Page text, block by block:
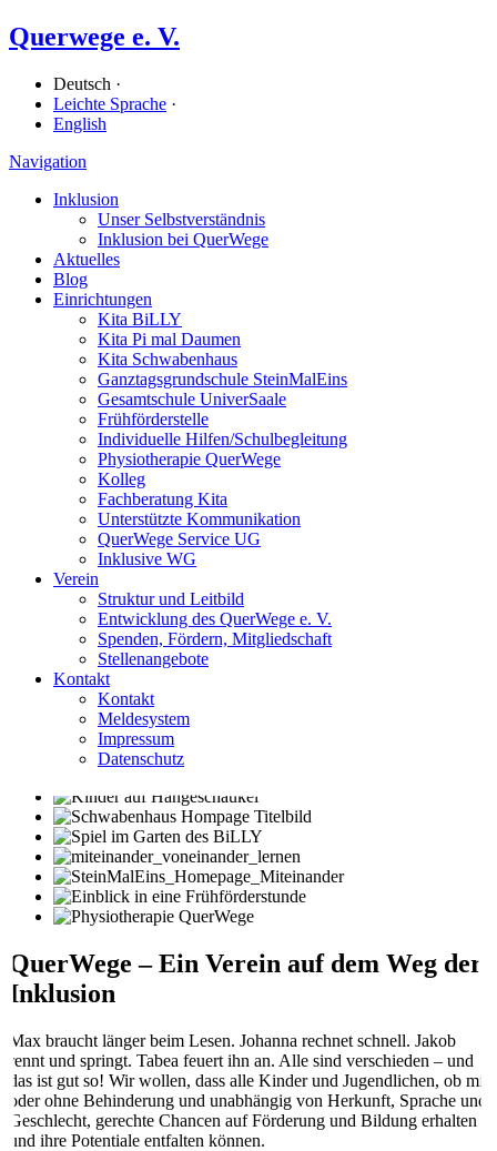
Querwege e. V.
Deutsch ·
Leichte Sprache ·
English
Navigation
Inklusion
Unser Selbstverständnis
Inklusion bei QuerWege
Aktuelles
Blog
Einrichtungen
Kita BiLLY
Kita Pi mal Daumen
Kita Schwabenhaus
Ganz­tags­grund­schule SteinMalEins
Gesamtschule UniverSaale
Früh­förder­stelle
Individuelle Hilfen/​Schulbegleitung
Physiotherapie QuerWege
Kolleg
Fachberatung Kita
Unterstützte Kommunikation
QuerWege Service UG
Inklusive WG
Verein
Struktur und Leitbild
Entwicklung des QuerWege e. V.
Spenden, Fördern, Mitgliedschaft
Stellenangebote
Kontakt
Kontakt
Meldesystem
Impressum
Datenschutz
QuerWege – Ein Verein auf dem Weg der
Inklusion
Max braucht länger beim Lesen. Johanna rechnet schnell. Jakob
rennt und springt. Tabea feuert ihn an. Alle sind verschieden – und
das ist gut so! Wir wollen, dass alle Kinder und Jugendlichen, ob mit
oder ohne Behinderung und unabhängig von Herkunft, Sprache und
Geschlecht, gerechte Chancen auf Förderung und Bildung erhalten
und ihre Potentiale entfalten können.